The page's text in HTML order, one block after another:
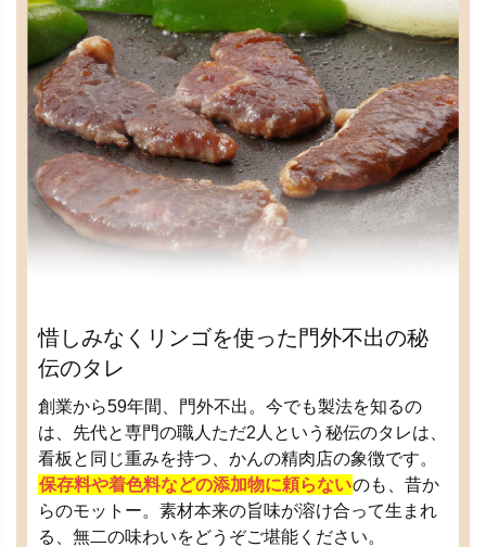
惜しみなくリンゴを使った門外不出の秘
伝のタレ
創業から59年間、門外不出。今でも製法を知るの
は、先代と専門の職人ただ2人という秘伝のタレは、
看板と同じ重みを持つ、かんの精肉店の象徴です。
保存料や着色料などの添加物に頼らないのも、昔か
らのモットー。素材本来の旨味が溶け合って生まれ
る、無二の味わいをどうぞご堪能ください。